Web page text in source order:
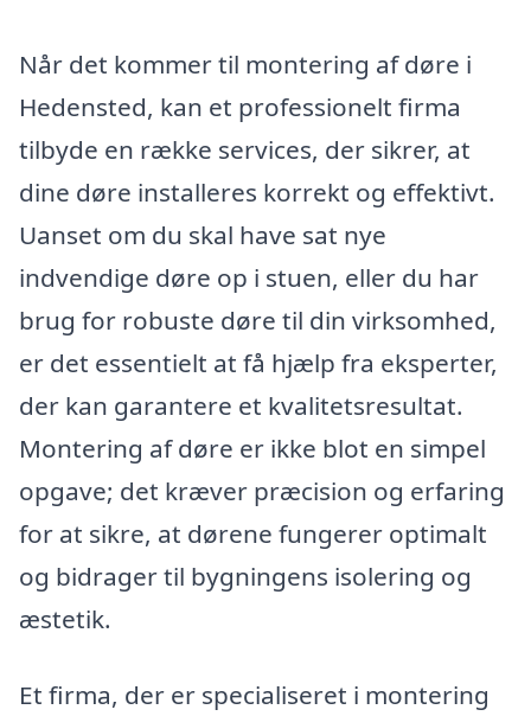
Når det kommer til montering af døre i
Hedensted, kan et professionelt firma
tilbyde en række services, der sikrer, at
dine døre installeres korrekt og effektivt.
Uanset om du skal have sat nye
indvendige døre op i stuen, eller du har
brug for robuste døre til din virksomhed,
er det essentielt at få hjælp fra eksperter,
der kan garantere et kvalitetsresultat.
Montering af døre er ikke blot en simpel
opgave; det kræver præcision og erfaring
for at sikre, at dørene fungerer optimalt
og bidrager til bygningens isolering og
æstetik.
Et firma, der er specialiseret i montering